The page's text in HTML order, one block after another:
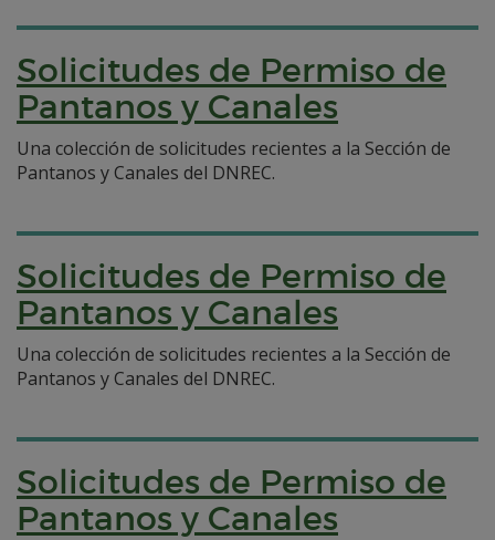
Solicitudes de Permiso de
Pantanos y Canales
Una colección de solicitudes recientes a la Sección de
Pantanos y Canales del DNREC.
Solicitudes de Permiso de
Pantanos y Canales
Una colección de solicitudes recientes a la Sección de
Pantanos y Canales del DNREC.
Solicitudes de Permiso de
Pantanos y Canales